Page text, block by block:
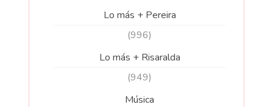
Lo más + Pereira
(996)
Lo más + Risaralda
(949)
Música